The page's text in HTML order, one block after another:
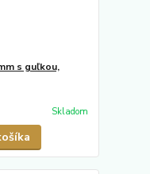
s guľkou,
Skladom